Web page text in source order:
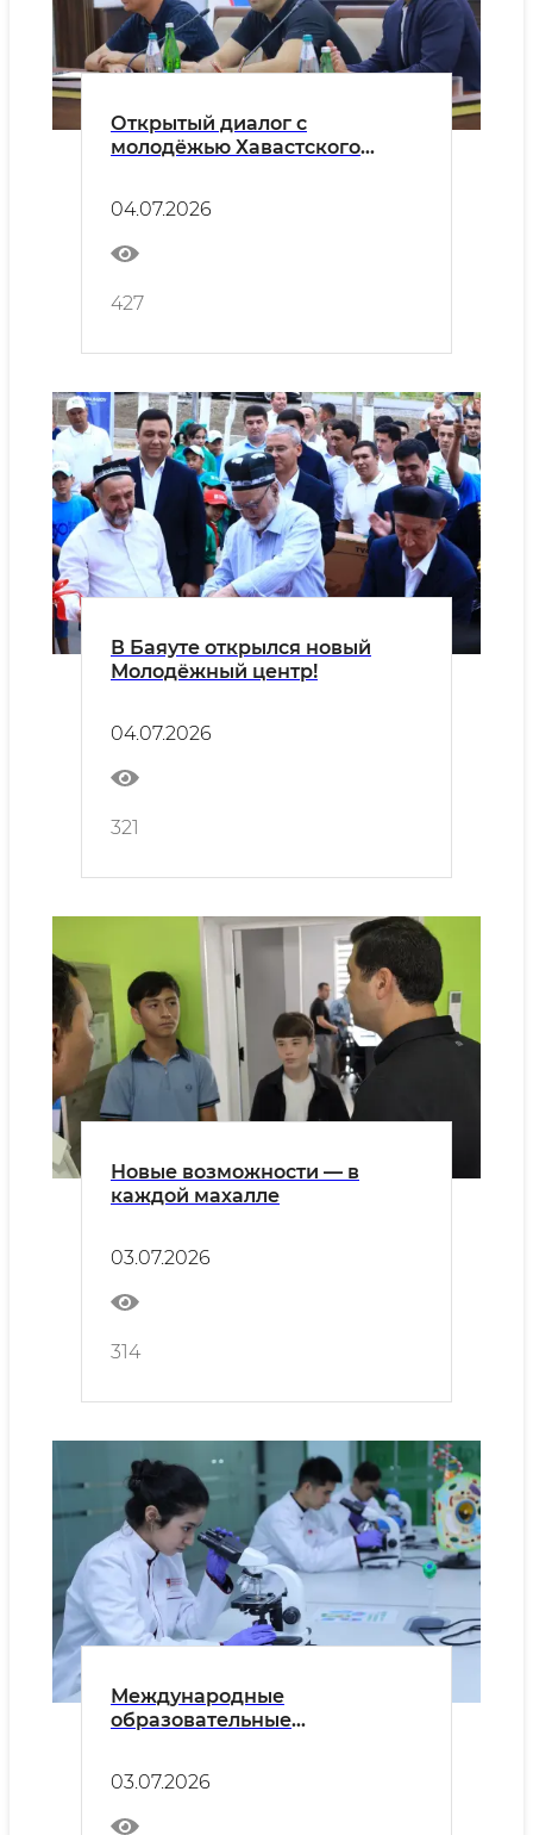
Открытый диалог с
молодёжью Хавастского
04.07.2026
427
В Баяуте открылся новый
Молодёжный центр!
04.07.2026
321
Новые возможности — в
каждой махалле
03.07.2026
314
Международные
образовательные
03.07.2026